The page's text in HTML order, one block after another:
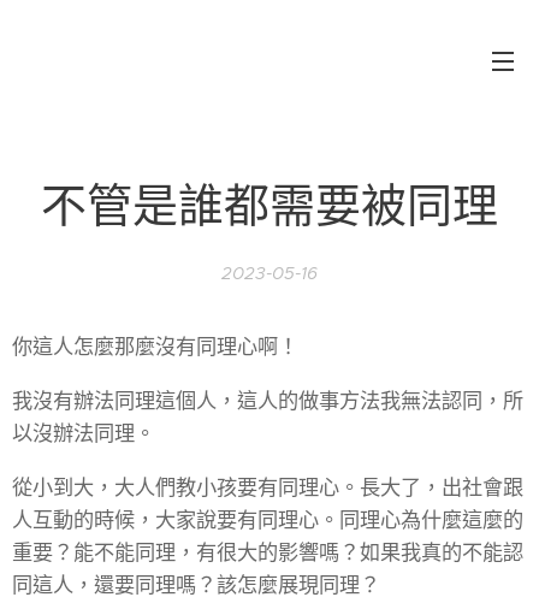
不管是誰都需要被同理
2023-05-16
你這人怎麼那麼沒有同理心啊！
我沒有辦法同理這個人，這人的做事方法我無法認同，所
以沒辦法同理。
從小到大，大人們教小孩要有同理心。長大了，出社會跟
人互動的時候，大家說要有同理心。同理心為什麼這麼的
重要？能不能同理，有很大的影響嗎？如果我真的不能認
同這人，還要同理嗎？該怎麼展現同理？